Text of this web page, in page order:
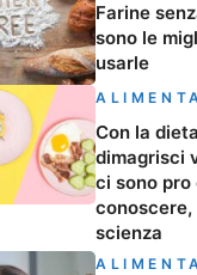
Farine
sono le
usarle
Con la
dimagrisci
ci sono pro
conoscere,
scienza